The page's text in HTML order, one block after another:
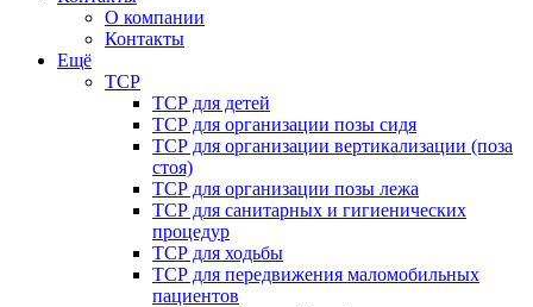
О компании
Контакты
Ещё
ТСР
ТСР для детей
ТСР для организации позы сидя
ТСР для организации вертикализации (поза
стоя)
ТСР для организации позы лежа
ТСР для санитарных и гигиенических
процедур
ТСР для ходьбы
ТСР для передвижения маломобильных
пациентов